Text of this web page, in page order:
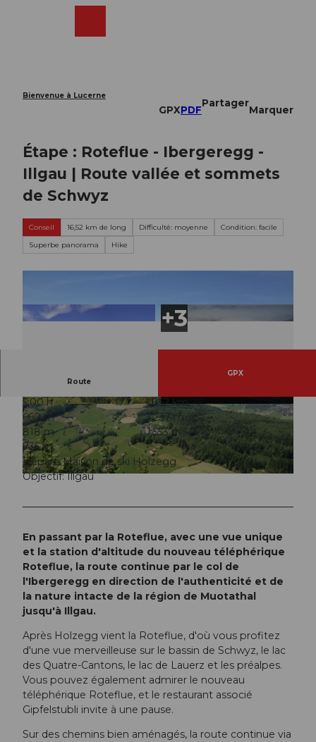
Bienvenue à Lucerne
GPXPDF
Partager
Marquer
Étape : Roteflue - Ibergeregg -
Illgau | Route vallée et sommets
de Schwyz
Conseil 16,52 km de long Difficulté: moyenne
Condition: facile
Superbe panorama
Hike
© Schwyzer Wanderwege
© Stoos-Muotatal Tourismus, Stoos-Muotatal T
ourismus
© Steffi Bürgler, Stoos-Muotatal Tourismus
Route
GPX
5:00 h
16,52 km
660 m
1.237 m
818 m
1.553 m
735 m
Départ: Maison de ski Holzegg
Objectif: Illgau
En passant par la Roteflue, avec une vue unique
et la station d'altitude du nouveau téléphérique
Roteflue, la route continue par le col de
l'Ibergeregg en direction de l'authenticité et de
la nature intacte de la région de Muotathal
jusqu'à Illgau.
Après Holzegg vient la Roteflue, d'où vous profitez
d'une vue merveilleuse sur le bassin de Schwyz, le lac
des Quatre-Cantons, le lac de Lauerz et les préalpes.
Vous pouvez également admirer le nouveau
téléphérique Roteflue, et le restaurant associé
Gipfelstubli invite à une pause.
Sur des chemins bien aménagés, la route continue via